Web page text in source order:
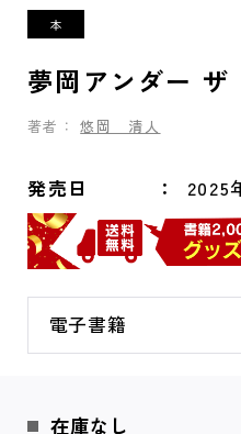
夢岡アンダー
著者： 悠岡 清人
発売日 2025
電子書籍
在庫なし